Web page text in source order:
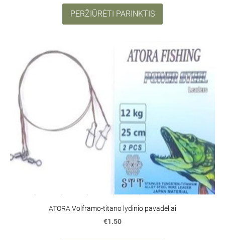
PERŽIŪRĖTI PARINKTIS
ATORA Volframo-titano lydinio pavadėliai
€1.50